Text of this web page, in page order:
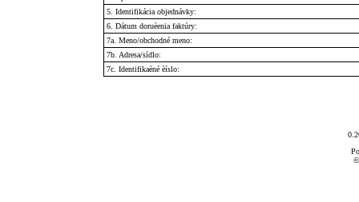
5. Identifikácia objednávky:
6. Dátum doruèenia faktúry:
7a. Meno/obchodné meno:
7b. Adresa/sídlo:
7c. Identifikaèné èíslo: